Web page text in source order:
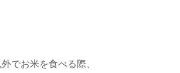
でお米を食べる際、